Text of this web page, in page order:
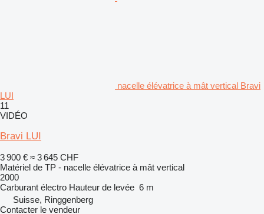
nacelle élévatrice à mât vertical Bravi
LUI
11
VIDÉO
Bravi LUI
3 900 € ≈ 3 645 CHF
Matériel de TP - nacelle élévatrice à mât vertical
2000
Carburant électro Hauteur de levée 6 m
Suisse, Ringgenberg
Contacter le vendeur